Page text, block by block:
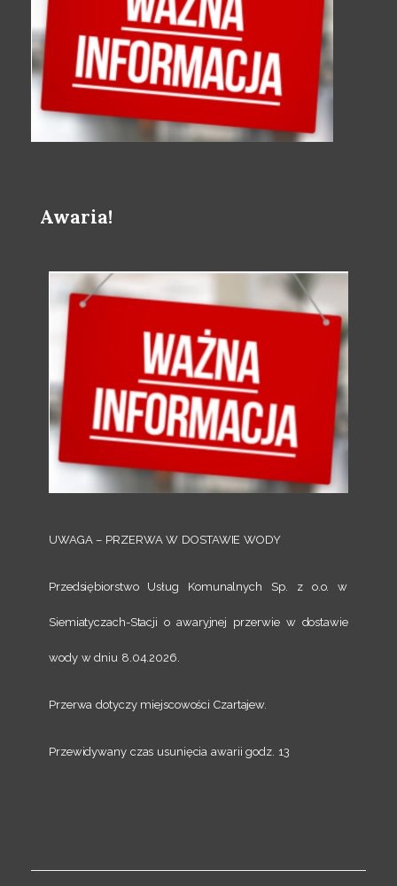
Awaria!
UWAGA – PRZERWA W DOSTAWIE WODY
Przedsiębiorstwo Usług Komunalnych Sp. z o.o. w
Siemiatyczach-Stacji o awaryjnej przerwie w dostawie
wody w dniu 8.04.2026.
Przerwa dotyczy miejscowości Czartajew.
Przewidywany czas usunięcia awarii godz. 13